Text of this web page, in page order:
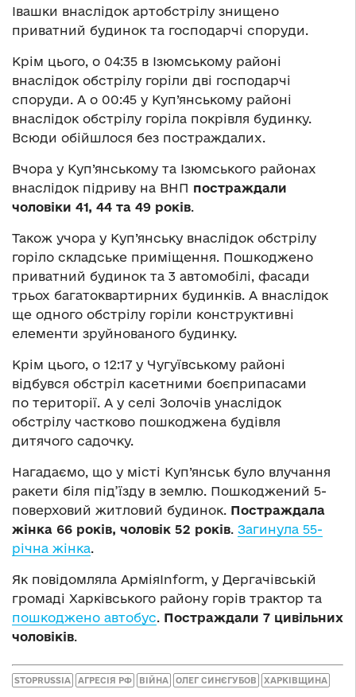
Івашки внаслідок артобстрілу знищено
приватний будинок та господарчі споруди.
Крім цього, о 04:35 в Ізюмському районі
внаслідок обстрілу горіли дві господарчі
споруди. А о 00:45 у Куп’янському районі
внаслідок обстрілу горіла покрівля будинку.
Всюди обійшлося без постраждалих.
Вчора у Куп’янському та Ізюмського районах
внаслідок підриву на ВНП постраждали
чоловіки 41, 44 та 49 років.
Також учора у Куп’янську внаслідок обстрілу
горіло складське приміщення. Пошкоджено
приватний будинок та 3 автомобілі, фасади
трьох багатоквартирних будинків. А внаслідок
ще одного обстрілу горіли конструктивні
елементи зруйнованого будинку.
Крім цього, о 12:17 у Чугуївському районі
відбувся обстріл касетними боєприпасами
по території. А у селі Золочів унаслідок
обстрілу частково пошкоджена будівля
дитячого садочку.
Нагадаємо, що у місті Куп’янськ було влучання
ракети біля під’їзду в землю. Пошкоджений 5-
поверховий житловий будинок. Постраждала
жінка 66 років, чоловік 52 років. Загинула 55-
річна жінка.
Як повідомляла АрміяInform, у Дергачівській
громаді Харківського району горів трактор та
пошкоджено автобус. Постраждали 7 цивільних
чоловіків.
STOPRUSSIA АГРЕСІЯ РФ ВІЙНА ОЛЕГ СИНЄГУБОВ ХАРКІВЩИНА